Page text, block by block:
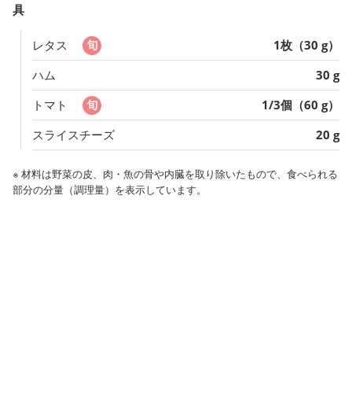
具
レタス
1枚（30 g）
ハム
30 g
トマト
1/3個（60 g）
スライスチーズ
20 g
※ 材料は野菜の皮、肉・魚の骨や内臓を取り除いたもので、食べられる
部分の分量（調理量）を表示しています。